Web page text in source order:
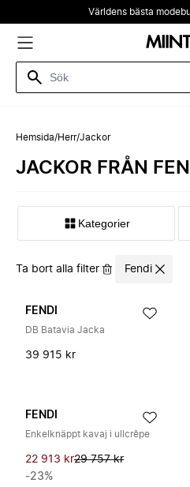
Världens bästa
Hemsida/Herr/Jackor
JACKOR FRÅN
Kategorier
Ta bort alla filter Fendi
FENDI
DB Batavia Jacka
39 915 kr
FENDI
Enkelknäppt kavaj i ullcrêpe
22 913 kr29 757 kr
-23%